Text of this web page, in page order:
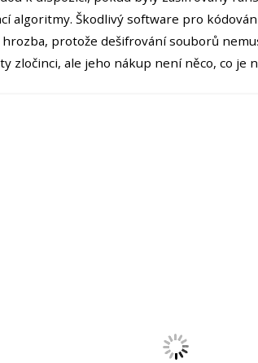
algoritmy. Škodlivý software pro
protože dešifrování souborů
zločinci, ale jeho nákup není něco, co je